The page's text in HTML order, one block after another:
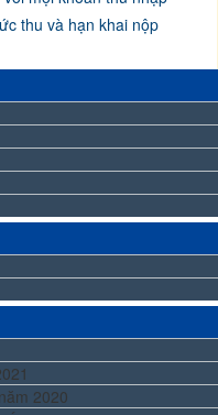
thu và hạn khai nộp
2020